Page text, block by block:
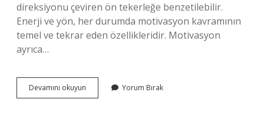
direksiyonu çeviren ön tekerleğe benzetilebilir.
Enerji ve yön, her durumda motivasyon kavramının
temel ve tekrar eden özellikleridir. Motivasyon
ayrıca…
Devamını okuyun
Güdülenme
Yorum Bırak